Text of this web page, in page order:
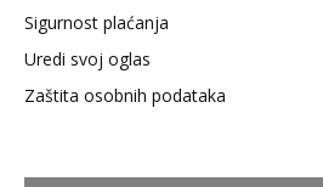
Sigurnost plaćanja
Uredi svoj oglas
Zaštita osobnih podataka